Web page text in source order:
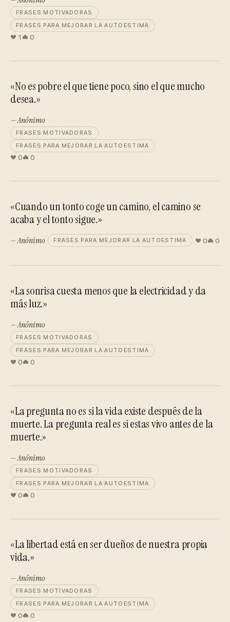
FRASES MOTIVADORAS
FRASES PARA MEJORAR LA AUTOESTIMA
1 0
«No es pobre el que tiene poco, sino el que mucho
desea.»
— Anónimo
FRASES MOTIVADORAS
FRASES PARA MEJORAR LA AUTOESTIMA
0 0
«Cuando un tonto coge un camino, el camino se
acaba y el tonto sigue.»
— Anónimo FRASES PARA MEJORAR LA AUTOESTIMA 0 0
«La sonrisa cuesta menos que la electricidad y da
más luz.»
— Anónimo
FRASES MOTIVADORAS
FRASES PARA MEJORAR LA AUTOESTIMA
0 0
«La pregunta no es si la vida existe después de la
muerte. La pregunta real es si estas vivo antes de la
muerte.»
— Anónimo
FRASES MOTIVADORAS
FRASES PARA MEJORAR LA AUTOESTIMA
0 0
«La libertad está en ser dueños de nuestra propia
vida.»
— Anónimo
FRASES MOTIVADORAS
FRASES PARA MEJORAR LA AUTOESTIMA
0 0